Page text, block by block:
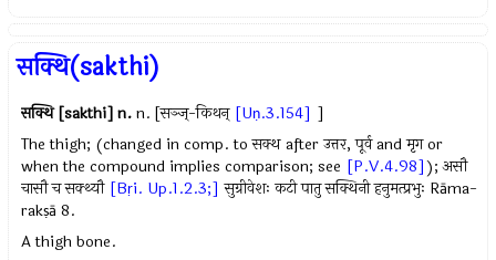
सक्थि(sakthi)
सक्थि [sakthi] n. n. [सञ्ज्-किथन् [Uṇ.3.154] ]
The thigh; (changed in comp. to सक्थ after उत्तर, पूर्व and मृग or
when the compound implies comparison; see [P.V.4.98]); असौ
चासौ च सक्थ्यौ [Bṛi. Up.1.2.3;] सुग्रीवेशः कटी पातु सक्थिनी हनुमत्प्रभुः Rāma-
rakṣā 8.
A thigh bone.